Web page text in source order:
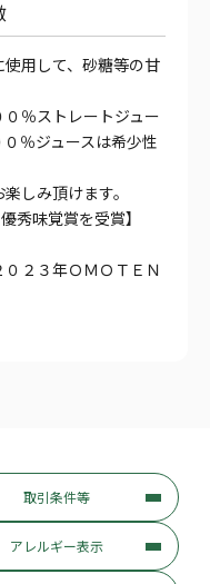
用して、砂糖等の甘
％ストレートジュー
％ジュースは希少性
しみ頂けます。
味覚賞を受賞】
２３年ＯＭＯＴＥＮ
取引条件等
アレルギー表示